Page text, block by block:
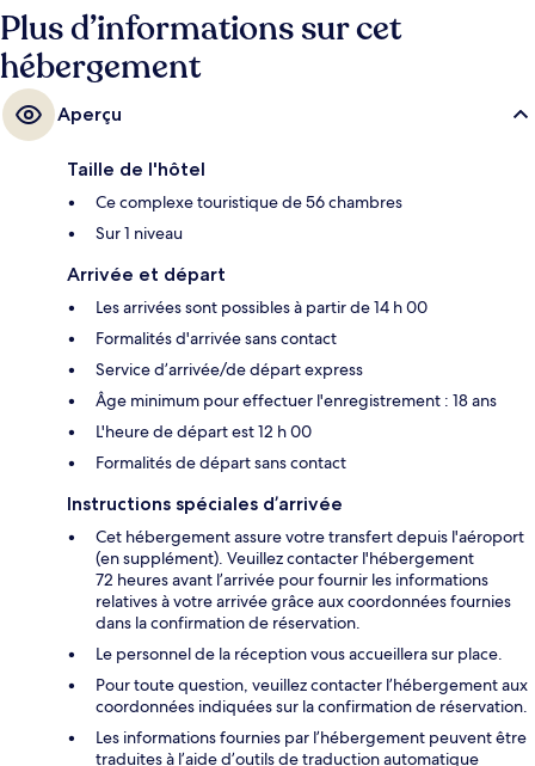
ouverte 24 h/24 et un court de tennis extérieur. Les autres voyageurs
sont séduits par la présentation générale.
Plus d’informations sur cet
hébergement
Aperçu
Taille de l'hôtel
Ce complexe touristique de 56 chambres
Sur 1 niveau
Arrivée et départ
Les arrivées sont possibles à partir de 14 h 00
Formalités d'arrivée sans contact
Service d’arrivée/de départ express
Âge minimum pour effectuer l'enregistrement : 18 ans
L'heure de départ est 12 h 00
Formalités de départ sans contact
Instructions spéciales d’arrivée
Cet hébergement assure votre transfert depuis l'aéroport
(en supplément). Veuillez contacter l'hébergement
72 heures avant l’arrivée pour fournir les informations
relatives à votre arrivée grâce aux coordonnées fournies
dans la confirmation de réservation.
Le personnel de la réception vous accueillera sur place.
Pour toute question, veuillez contacter l’hébergement aux
coordonnées indiquées sur la confirmation de réservation.
Les informations fournies par l’hébergement peuvent être
traduites à l’aide d’outils de traduction automatique